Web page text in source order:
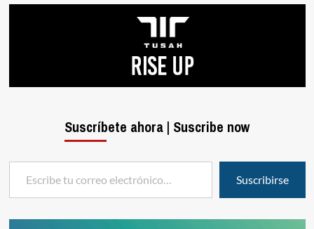
Suscríbete ahora | Suscribe now
Escribe tu correo electrónico…
Suscribirse